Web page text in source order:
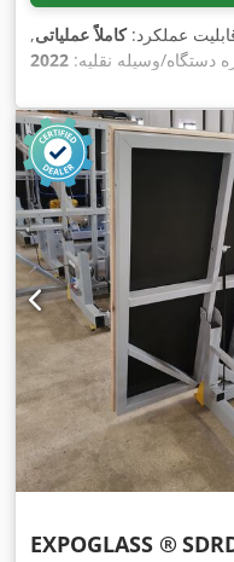
عملکرد:کاملاً عملیاتی,
دستگاه/وسیله نقلیه:
, مدت گارانتی:۱۲ ماه‌ها
EXPOGLASS ®